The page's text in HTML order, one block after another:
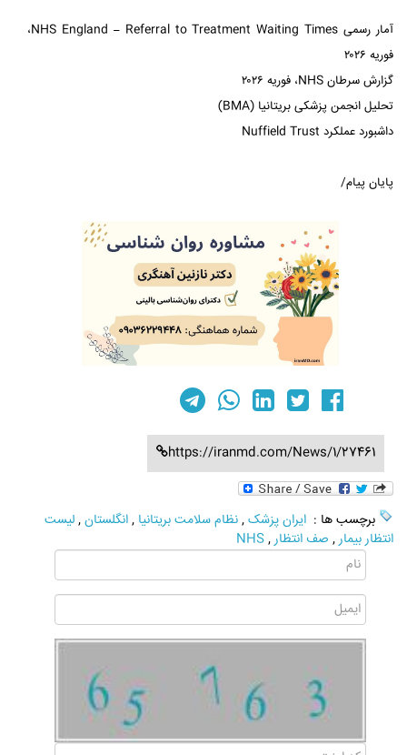
آمار رسمی NHS England – Referral to Treatment Waiting Times،
فوریه ۲۰۲۶
گزارش سرطان NHS، فوریه ۲۰۲۶
تحلیل انجمن پزشکی بریتانیا (BMA)
داشبورد عملکرد Nuffield Trust
پایان پیام/
https://iranmd.com/News/1/27461
برچسب ها : ایران پزشک,نظام سلامت بریتانیا ,انگلستان,لیست
انتظار بیمار, صف انتظار,
NHS